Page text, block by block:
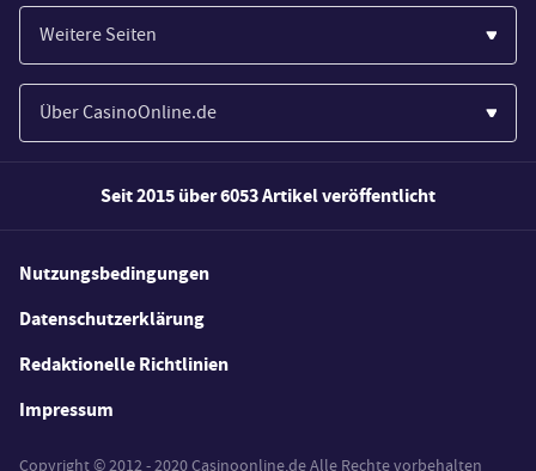
Casinos
Wirtschaft
Spiele
Weitere Seiten
Paypal Casinos
Novoline Casinos
Merkur Casinos
Casino Testberichte
Casino Bonus Angebote
Kostenlose Spiele
Über CasinoOnline.de
Wie wir bewerten
FAQs
Seit 2015 über 6053 Artikel veröffentlicht
Nutzungsbedingungen
Datenschutzerklärung
Redaktionelle Richtlinien
Impressum
Copyright © 2012 - 2020 Casinoonline.de Alle Rechte vorbehalten